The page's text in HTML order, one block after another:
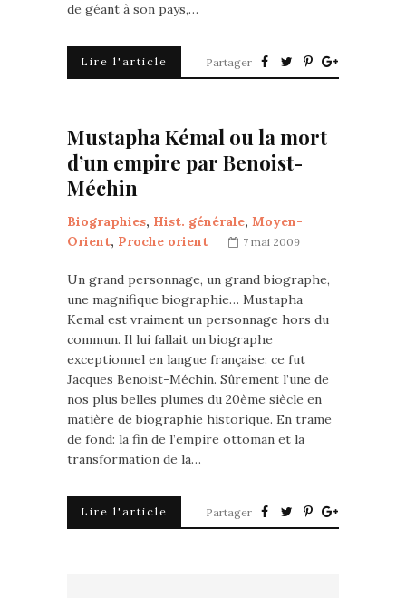
de géant à son pays,…
Lire l'article Partager
Mustapha Kémal ou la mort
d’un empire par Benoist-
Méchin
Biographies, Hist. générale, Moyen-
Orient, Proche orient 7 mai 2009
Un grand personnage, un grand biographe,
une magnifique biographie… Mustapha
Kemal est vraiment un personnage hors du
commun. Il lui fallait un biographe
exceptionnel en langue française: ce fut
Jacques Benoist-Méchin. Sûrement l’une de
nos plus belles plumes du 20ème siècle en
matière de biographie historique. En trame
de fond: la fin de l’empire ottoman et la
transformation de la…
Lire l'article Partager